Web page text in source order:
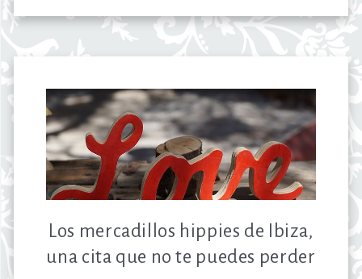
Los mercadillos hippies de Ibiza,
una cita que no te puedes perder